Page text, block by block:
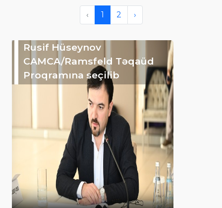
‹ 1 2 ›
Rusif Hüseynov
CAMCA/Ramsfeld Təqaüd
Proqramına seçilib